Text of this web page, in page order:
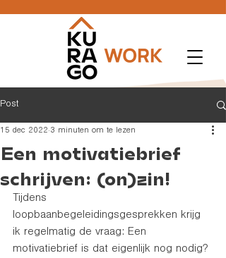
Post
Een motivatiebrief
schrijven: (on)zin!
15 dec 2022 3 minuten om te lezen
Tijdens
loopbaanbegeleidingsgesprekken krijg
ik regelmatig de vraag: Een
motivatiebrief is dat eigenlijk nog nodig?